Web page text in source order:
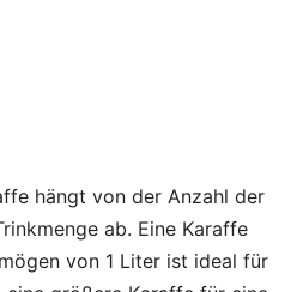
hängt von der Anzahl der
ab. Eine Karaffe
von 1 Liter ist ideal für